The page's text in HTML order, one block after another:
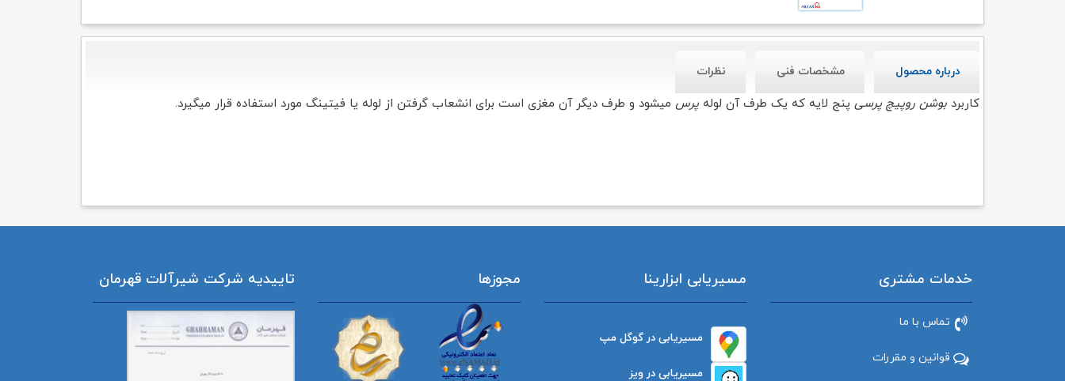
درباره محصول مشخصات فنی نظرات
کاربرد بوشن روپیچ پرسی پنج لایه که یک طرف آن لوله پرس میشود و طرف دیگر آن مغزی است برای انشعاب گرفتن از لوله یا فیتینگ مورد استفاده قرار میگیرد.
خدمات مشتری
تماس با ما
قوانین و مقررات
مسیریابی ابزارینا
مسیریابی در گوگل مپ
مسیریابی در ویز
مجوزها تاییدیه شرکت شیرآلات قهرمان